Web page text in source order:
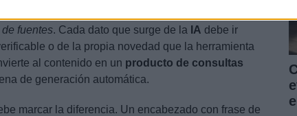
fuentes. Cada dato que surge de la IA debe ir
o de la propia novedad que la herramienta
al contenido en un producto de consultas
de generación automática.
marcar la diferencia. Un encabezado con frase de